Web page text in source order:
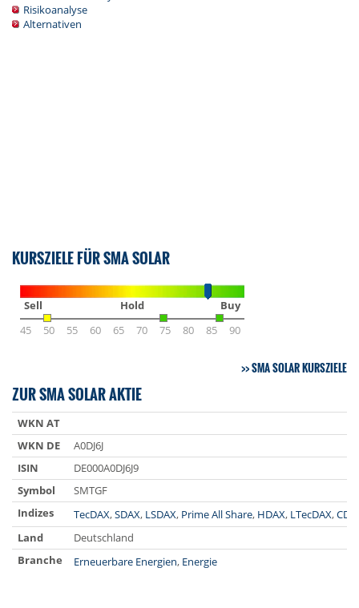
Risikoanalyse
Alternativen
KURSZIELE FÜR SMA SOLAR
Sell Hold
Buy
45
50 55 60 65 70 75 80 85 90
SMA SOLAR KURSZIELE
ZUR SMA SOLAR AKTIE
WKN AT
WKN DE
A0DJ6J
ISIN
DE000A0DJ6J9
Symbol
SMTGF
Indizes
TecDAX,SDAX, LSDAX, Prime All Share, HDAX, LTecDAX,
Land
Deutschland
Branche
Erneuerbare Energien, Energie